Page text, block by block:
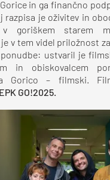
in ga finančno
razpisa je oživitev in
v goriškem starem
v tem videl priložnost
ustvaril je
in obiskovalcem
Gorico – filmski.
EPK GO!2025.